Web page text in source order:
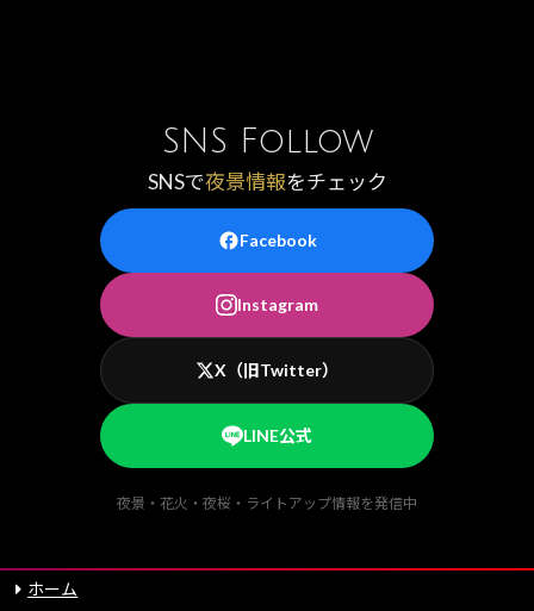
SNS Follow
SNSで夜景情報をチェック
Facebook
Instagram
X（旧Twitter）
LINE公式
夜景・花火・夜桜・ライトアップ情報を発信中
ホーム